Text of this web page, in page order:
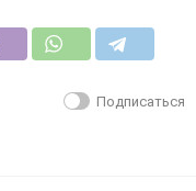
Подписаться